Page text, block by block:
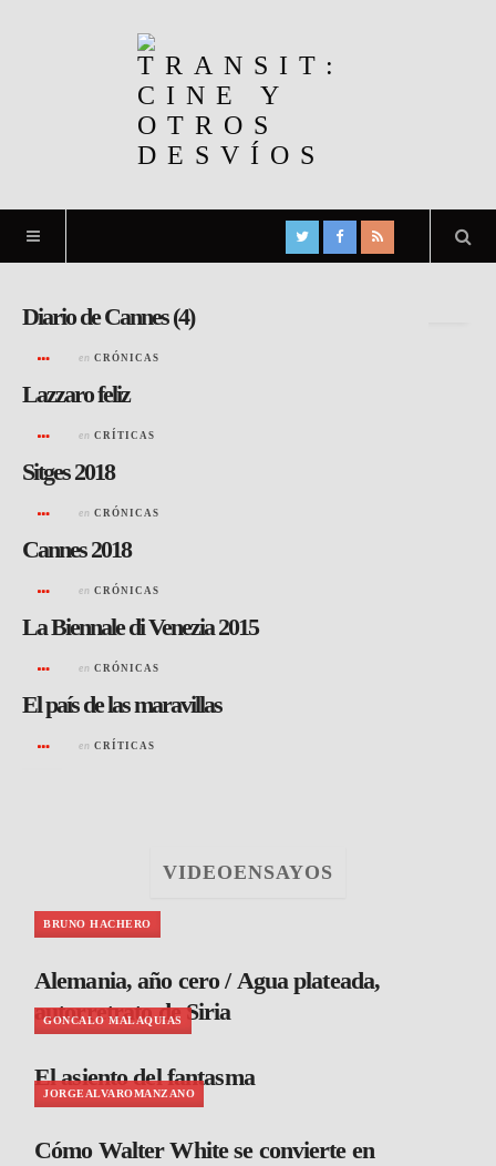
Diario de Cannes (4)
en CRÓNICAS
Lazzaro feliz
en CRÍTICAS
Sitges 2018
en CRÓNICAS
Cannes 2018
en CRÓNICAS
La Biennale di Venezia 2015
en CRÓNICAS
El país de las maravillas
en CRÍTICAS
VIDEOENSAYOS
BRUNO HACHERO
Alemania, año cero / Agua plateada,
autorretrato de Siria
GONCALO MALAQUIAS
El asiento del fantasma
JORGEALVAROMANZANO
Cómo Walter White se convierte en